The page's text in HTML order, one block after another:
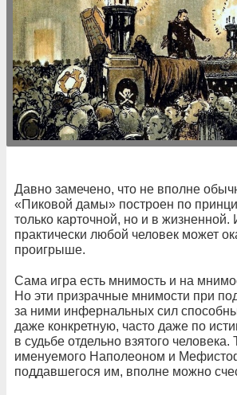
Давно замечено, что не вполне
«Пиковой дамы» построен по
только карточной, но и в жизненной.
практически любой человек может
проигрыше.
Сама игра есть мнимость и на
Но эти призрачные мнимости при
за ними инфернальных сил
даже конкретную, часто даже по
в судьбе отдельно взятого человека.
именуемого Наполеоном и
поддавшегося им, вполне можно